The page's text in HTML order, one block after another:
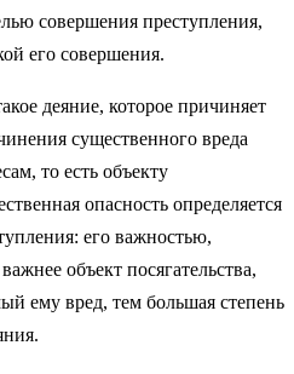
совершения преступления,
его совершения.
деяние, которое причиняет
существенного вреда
то есть объекту
опасность определяется
его важностью,
объект посягательства,
ему вред, тем боль­шая степень